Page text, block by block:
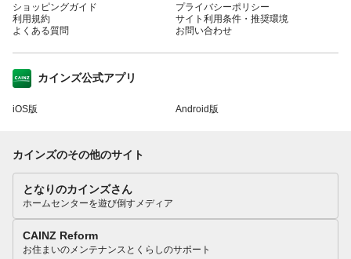
ショッピングガイド
利用規約
よくある質問
プライバシーポリシー
サイト利用条件・推奨環境
お問い合わせ
カインズ公式アプリ
iOS版 Android版
カインズのその他のサイト
となりのカインズさん
ホームセンターを遊び倒すメディア
CAINZ Reform
お住まいのメンテナンスとくらしのサポート